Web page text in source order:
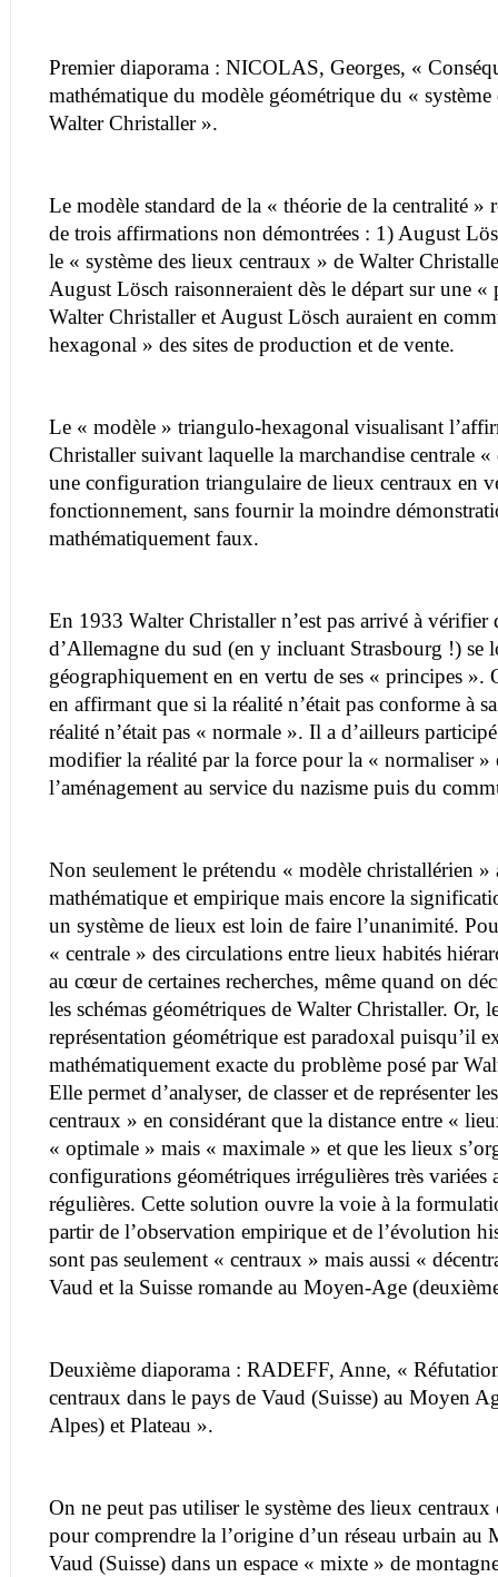
Premier diaporama : NICOLAS, Georges, «
mathématique du modèle géométrique du «
Walter Christaller ».
Le modèle standard de la « théorie de la centralité »
de trois affirmations non démontrées : 1) August
le « système des lieux centraux » de Walter
August Lösch raisonneraient dès le départ sur une
Walter Christaller et August Lösch auraient en
hexagonal » des sites de production et de vente.
Le « modèle » triangulo-hexagonal visualisant
Christaller suivant laquelle la marchandise centrale
une configuration triangulaire de lieux centraux en
fonctionnement, sans fournir la moindre
mathématiquement faux.
En 1933 Walter Christaller n’est pas arrivé à vérifier
d’Allemagne du sud (en y incluant Strasbourg !) se
géographiquement en en vertu de ses « principes ».
en affirmant que si la réalité n’était pas conforme à
réalité n’était pas « normale ». Il a d’ailleurs
modifier la réalité par la force pour la « normaliser »
l’aménagement au service du nazisme puis du
Non seulement le prétendu « modèle christallérien
mathématique et empirique mais encore la
un système de lieux est loin de faire l’unanimité.
« centrale » des circulations entre lieux habités
au cœur de certaines recherches, même quand on
les schémas géométriques de Walter Christaller. Or,
représentation géométrique est paradoxal puisqu’il
mathématiquement exacte du problème posé par
Elle permet d’analyser, de classer et de représenter
centraux » en considérant que la distance entre «
« optimale » mais « maximale » et que les lieux
configurations géométriques irrégulières très variées
régulières. Cette solution ouvre la voie à la
partir de l’observation empirique et de l’évolution
sont pas seulement « centraux » mais aussi «
Vaud et la Suisse romande au Moyen-Age
Deuxième diaporama : RADEFF, Anne, «
centraux dans le pays de Vaud (Suisse) au Moyen
Alpes) et Plateau ».
On ne peut pas utiliser le système des lieux
pour comprendre la l’origine d’un réseau urbain au
Vaud (Suisse) dans un espace « mixte » de